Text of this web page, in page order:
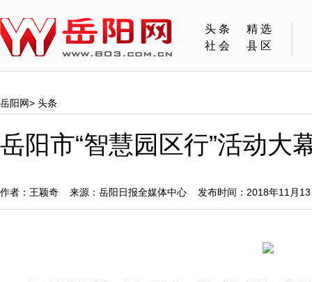
头条
精选
社会
县区
岳阳网> 头条
岳阳市“智慧园区行”活动大
作者：王颖奇 来源：岳阳日报全媒体中心 发布时间：2018年11月